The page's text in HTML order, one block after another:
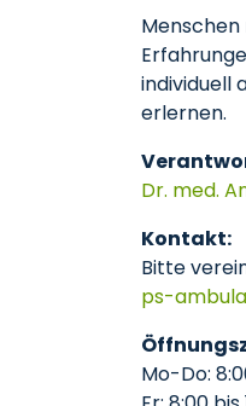
individuell
erlernen.
Dr. med.
Kontakt:
Bitte
ps-
Mo-Do: